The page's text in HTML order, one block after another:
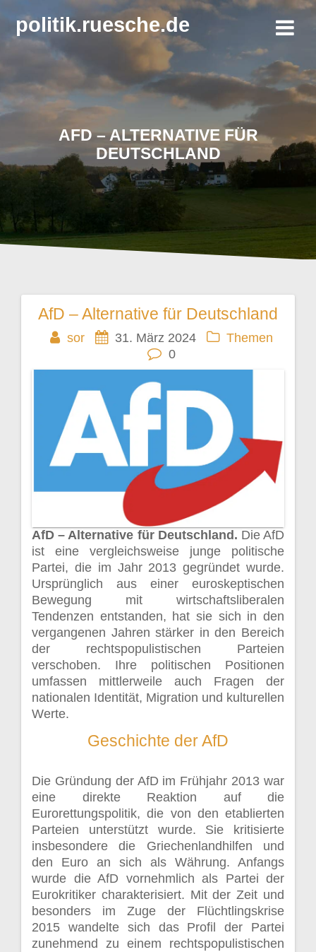
Zum
Inhalt
springen
politik.ruesche.de
AFD – ALTERNATIVE FÜR
DEUTSCHLAND
AfD – Alternative für Deutschland
sor 31. März 2024
Themen
0
AfD – Alternative für Deutschland. Die AfD
ist eine vergleichsweise junge politische
Partei, die im Jahr 2013 gegründet wurde.
Ursprünglich aus einer euroskeptischen
Bewegung mit wirtschaftsliberalen
Tendenzen entstanden, hat sie sich in den
vergangenen Jahren stärker in den Bereich
der rechtspopulistischen Parteien
verschoben. Ihre politischen Positionen
umfassen mittlerweile auch Fragen der
nationalen Identität, Migration und kulturellen
Werte.
Geschichte der AfD
Die Gründung der AfD im Frühjahr 2013 war
eine direkte Reaktion auf die
Eurorettungspolitik, die von den etablierten
Parteien unterstützt wurde. Sie kritisierte
insbesondere die Griechenlandhilfen und
den Euro an sich als Währung. Anfangs
wurde die AfD vornehmlich als Partei der
Eurokritiker charakterisiert. Mit der Zeit und
besonders im Zuge der Flüchtlingskrise
2015 wandelte sich das Profil der Partei
zunehmend zu einem rechtspopulistischen
Beitragsnavigation